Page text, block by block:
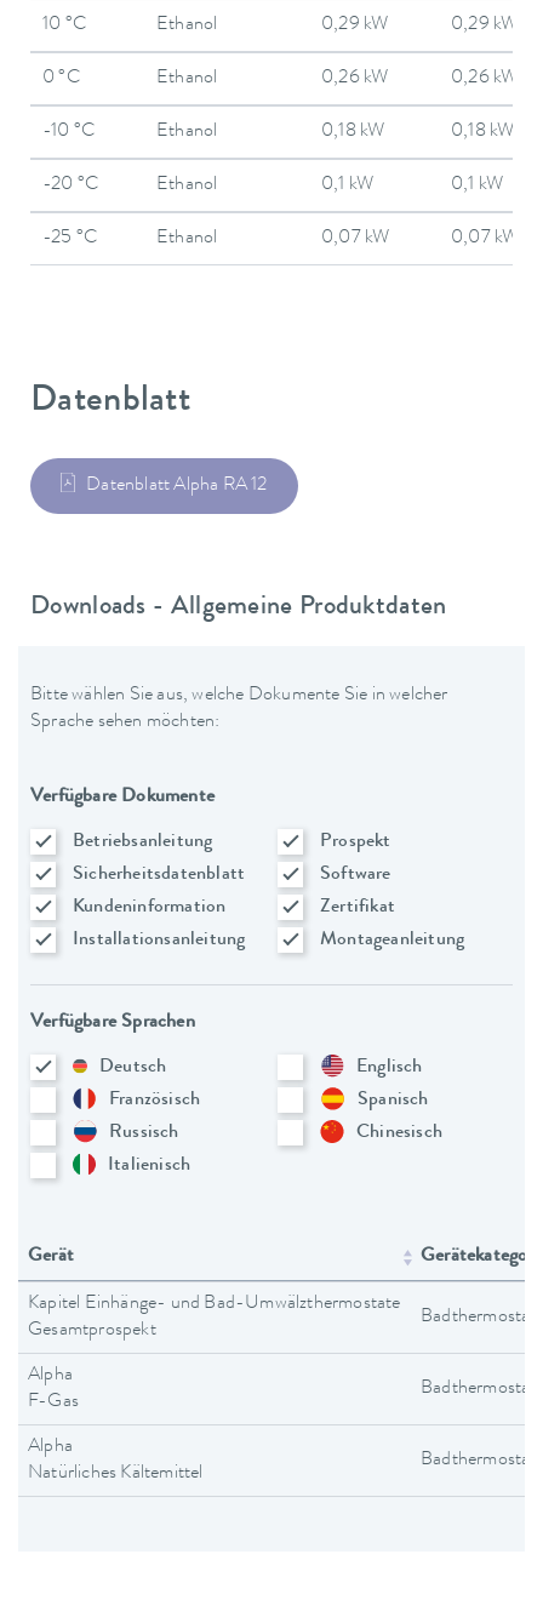
10 °C Ethanol 0,29 kW 0,29 kW
0 °C Ethanol 0,26 kW 0,26 kW
-10 °C Ethanol 0,18 kW 0,18 kW
-20 °C Ethanol 0,1 kW 0,1 kW
-25 °C Ethanol 0,07 kW 0,07 kW
Datenblatt
Datenblatt Alpha RA 12
Downloads - Allgemeine Produktdaten
Bitte wählen Sie aus, welche Dokumente Sie in welcher
Sprache sehen möchten:
Verfügbare Dokumente
Betriebsanleitung
Prospekt
Sicherheitsdatenblatt
Software
Kundeninformation
Zertifikat
Installationsanleitung
Montageanleitung
Verfügbare Sprachen
Deutsch
Englisch
Französisch
Spanisch
Russisch
Chinesisch
Italienisch
Gerät
Kapitel Einhänge- und Bad-Umwälzthermostate
Gesamtprospekt
Alpha
F-Gas
Alpha
Natürliches Kältemittel